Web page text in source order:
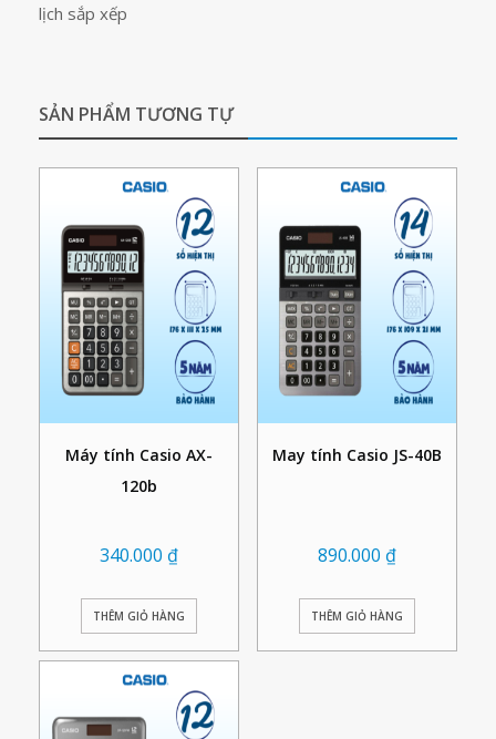
lịch sắp xếp
SẢN PHẨM TƯƠNG TỰ
Máy tính Casio AX-
120b
340.000 ₫
THÊM GIỎ HÀNG
May tính Casio JS-40B
890.000 ₫
THÊM GIỎ HÀNG